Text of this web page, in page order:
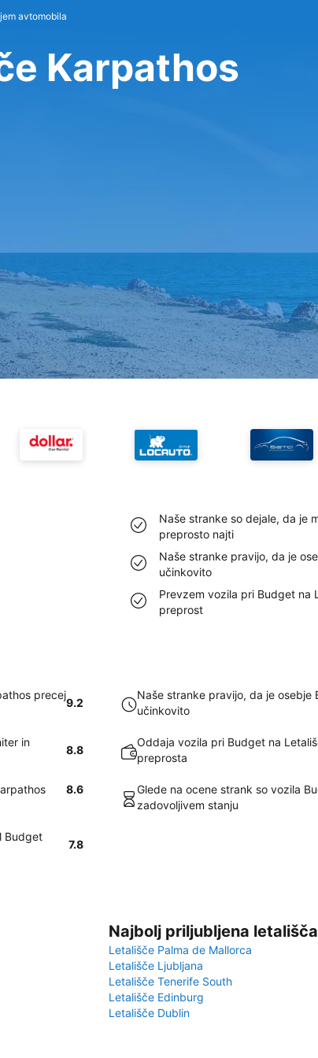
avtomobila
Karpathos
Naše stranke so dejale, da je
preprosto najti
Naše stranke pravijo, da je
učinkovito
Prevzem vozila pri Budget na
preprost
precej
9.2
Naše stranke pravijo, da je
učinkovito
in
8.8
Oddaja vozila pri Budget na
preprosta
8.6
Glede na ocene strank so vozila
zadovoljivem stanju
Budget
7.8
Najbolj priljubljena
Letališče Palma de Mallorca
Letališče Ljubljana
Letališče Tenerife South
Letališče Edinburg
Letališče Dublin